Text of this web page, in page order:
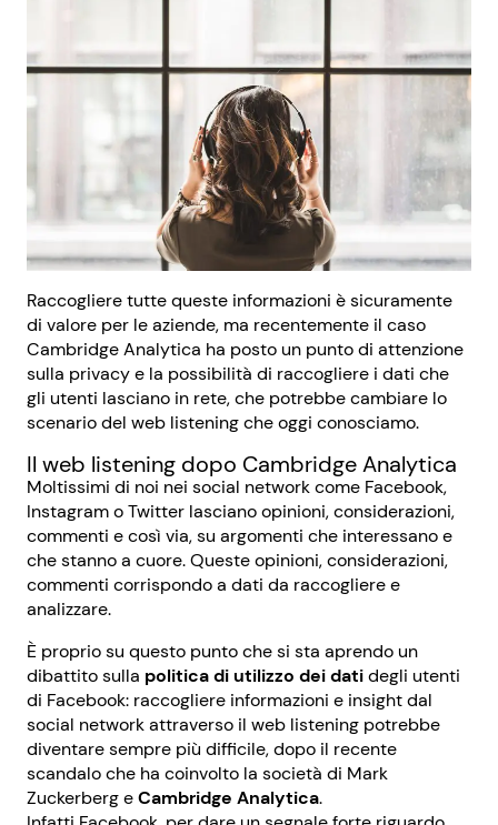
Raccogliere tutte queste informazioni è sicuramente
di valore per le aziende, ma recentemente il caso
Cambridge Analytica ha posto un punto di attenzione
sulla privacy e la possibilità di raccogliere i dati che
gli utenti lasciano in rete, che potrebbe cambiare lo
scenario del web listening che oggi conosciamo.
Il web listening dopo Cambridge Analytica
Moltissimi di noi nei social network come Facebook,
Instagram o Twitter lasciano opinioni, considerazioni,
commenti e così via, su argomenti che interessano e
che stanno a cuore. Queste opinioni, considerazioni,
commenti corrispondo a dati da raccogliere e
analizzare.
È proprio su questo punto che si sta aprendo un
dibattito sulla politica di utilizzo dei datidegli utenti
di Facebook: raccogliere informazioni e insight dal
social network attraverso il web listening potrebbe
diventare sempre più difficile, dopo il recente
scandalo che ha coinvolto la società di Mark
Zuckerberg eCambridge Analytica.